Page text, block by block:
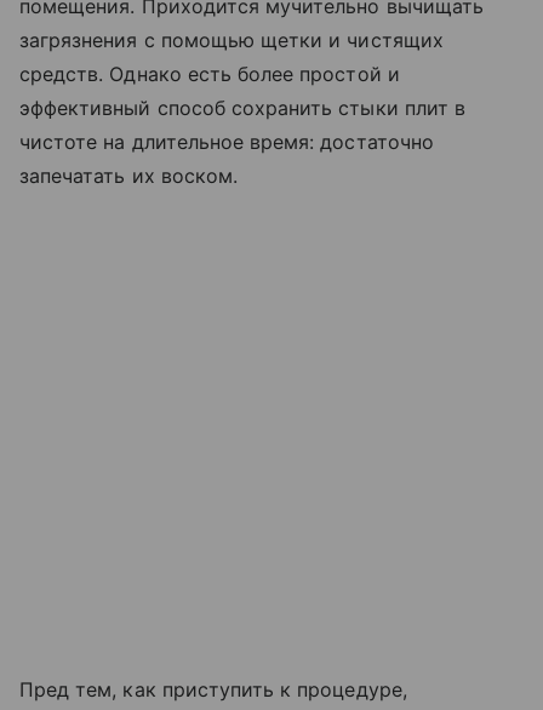
помещения. Приходится мучительно вычищать
загрязнения с помощью щетки и чистящих
средств. Однако есть более простой и
эффективный способ сохранить стыки плит в
чистоте на длительное время: достаточно
запечатать их воском.
Пред тем, как приступить к процедуре,